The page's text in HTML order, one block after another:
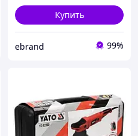
Купить
ebrand 99%